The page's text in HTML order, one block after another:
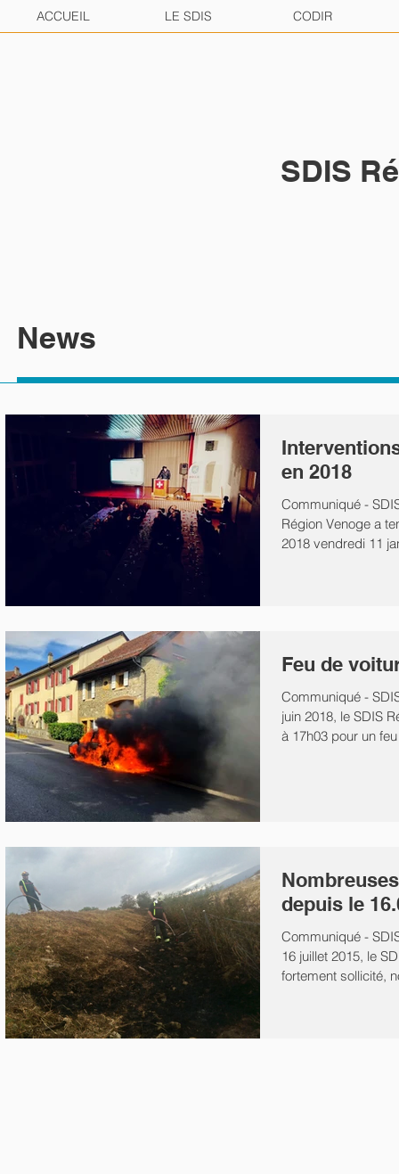
ACCUEIL LE SDIS CODIR
SDIS
News
en 2018
Communiqué -
Région Venoge a
2018 vendredi 11
Feu de
Communiqué -
juin 2018, le SDIS
à 17h03 pour un
depuis le
Communiqué -
16 juillet 2015, le
fortement sollicité,